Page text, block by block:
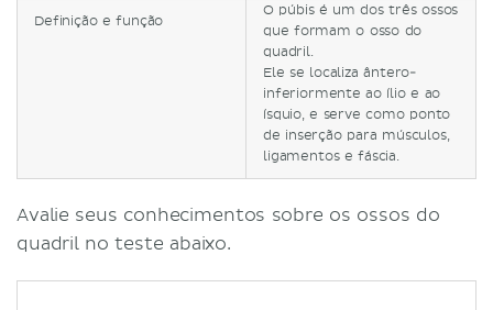
Definição e função
O púbis é um dos três ossos
que formam o osso do
quadril.
Ele se localiza ântero-
inferiormente ao ílio e ao
ísquio, e serve como ponto
de inserção para músculos,
ligamentos e fáscia.
Avalie seus conhecimentos sobre os ossos do
quadril no teste abaixo.